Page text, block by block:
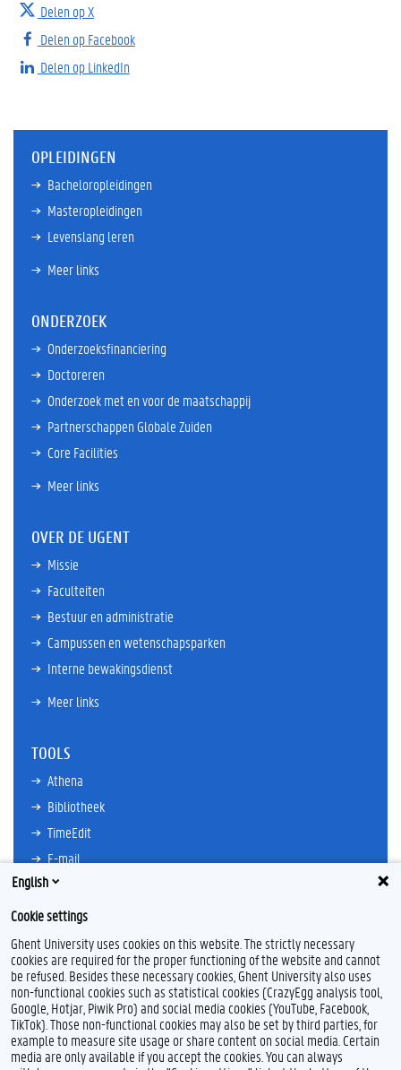
Delen op X
Delen op Facebook
Delen op LinkedIn
OPLEIDINGEN
Bacheloropleidingen
Masteropleidingen
Levenslang leren
Meer links
ONDERZOEK
Onderzoeksfinanciering
Doctoreren
Onderzoek met en voor de maatschappij
Partnerschappen Globale Zuiden
Core Facilities
Meer links
OVER DE UGENT
Missie
Faculteiten
Bestuur en administratie
Campussen en wetenschapsparken
Interne bewakingsdienst
Meer links
TOOLS
Athena
Bibliotheek
TimeEdit
E-mail
Ufora
Oasis
Research Explorer
F
a
c
e
b
L
i
n
k
e
Y
o
u
T
u
I
n
s
t
a
Feedback
English
Cookie settings
Ghent University uses cookies on this website. The strictly necessary
cookies are required for the proper functioning of the website and cannot
be refused. Besides these necessary cookies, Ghent University also uses
non-functional cookies such as statistical cookies (CrazyEgg analysis tool,
Google, Hotjar, Piwik Pro) and social media cookies (YouTube, Facebook,
TikTok). Those non-functional cookies may also be set by third parties, for
example to measure site usage or share content on social media. Certain
media are only available if you accept the cookies. You can always